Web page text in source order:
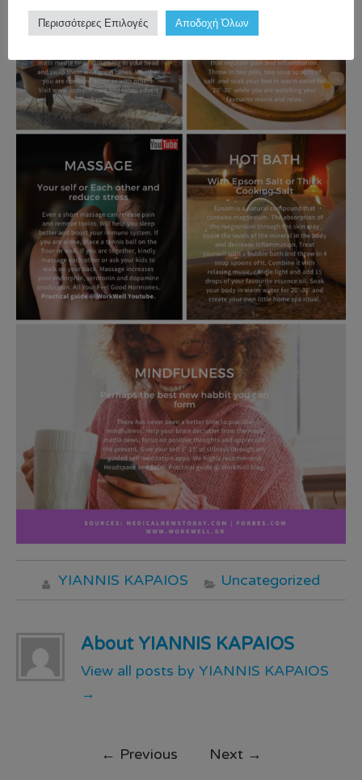
YIANNIS KAPAIOS Uncategorized
About YIANNIS KAPAIOS
View all posts by YIANNIS KAPAIOS
→
← Previous Next →
Περισσότερες Επιλογές Αποδοχή Όλων